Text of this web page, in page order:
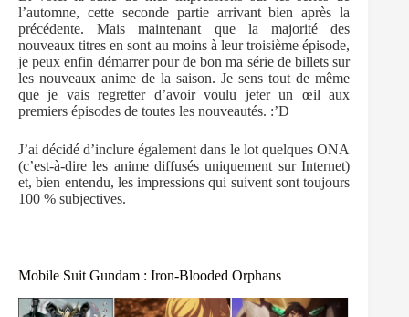
l’automne, cette seconde partie arrivant bien après la
précédente. Mais maintenant que la majorité des
nouveaux titres en sont au moins à leur troisième épisode,
je peux enfin démarrer pour de bon ma série de billets sur
les nouveaux anime de la saison. Je sens tout de même
que je vais regretter d’avoir voulu jeter un œil aux
premiers épisodes de toutes les nouveautés. :’D
J’ai décidé d’inclure également dans le lot quelques ONA
(c’est-à-dire les anime diffusés uniquement sur Internet)
et, bien entendu, les impressions qui suivent sont toujours
100 % subjectives.
Mobile Suit Gundam : Iron-Blooded Orphans